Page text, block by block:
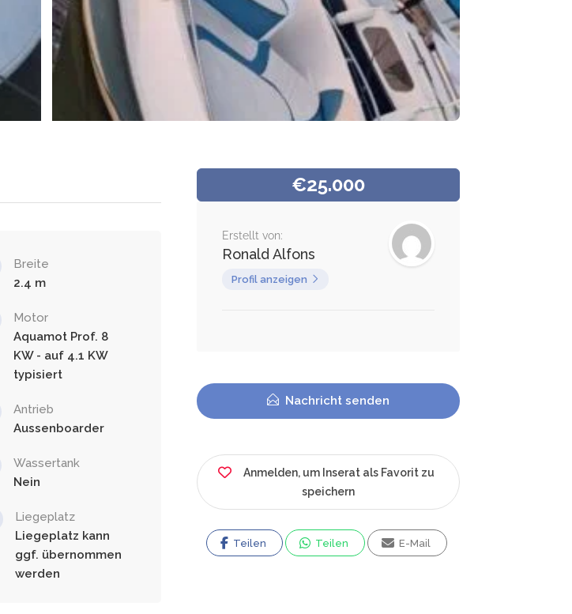
Breite
2.4
Motor
Aquamot Prof. 8
KW - auf 4.1 KW
typisiert
Antrieb
Aussenboarder
Wassertank
Nein
Liegeplatz
Liegeplatz kann
ggf. übernommen
werden
€25.000
Erstellt von:
Ronald Alfons
Profil anzeigen
Nachricht senden
Anmelden, um Inserat als Favorit zu
speichern
Teilen Teilen E-Mail